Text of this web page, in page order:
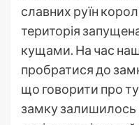
славних руїн
територія
кущами. На час
пробратися до
що говорити про
замку залишилось